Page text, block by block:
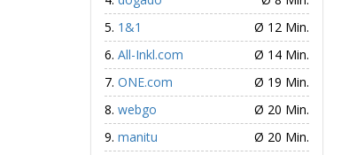
1&1
Ø 12 Min.
All-Inkl.com
Ø 14 Min.
ONE.com
Ø 19 Min.
webgo
Ø 20 Min.
manitu
Ø 20 Min.